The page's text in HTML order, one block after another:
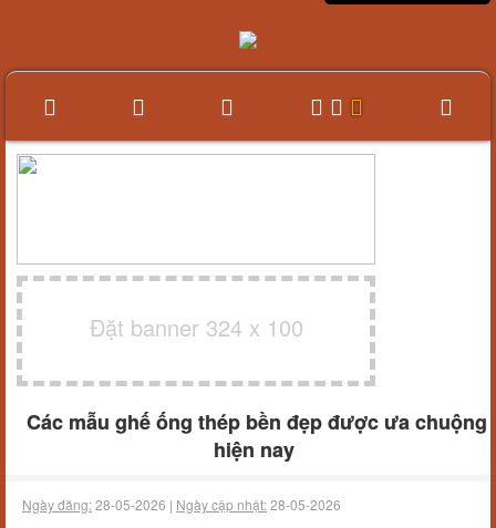
Đặt banner 324 x 100
Các mẫu ghế ống thép bền đẹp được ưa chuộng
hiện nay
Ngày đăng:28-05-2026 | Ngày cập nhật:28-05-2026